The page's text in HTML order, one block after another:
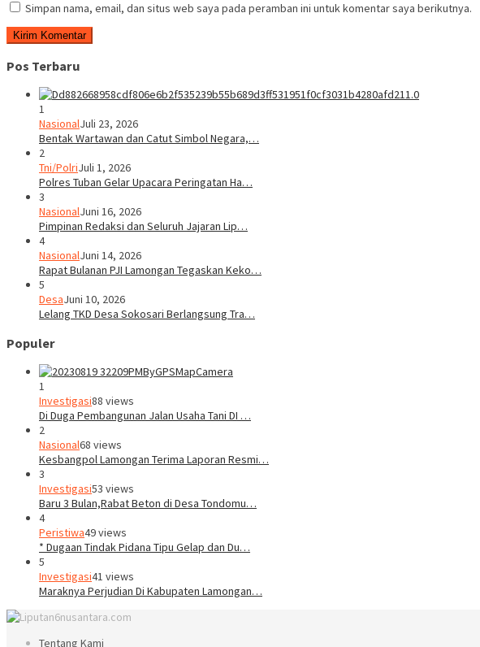
Simpan nama, email, dan situs web saya pada peramban ini untuk komentar saya berikutnya.
Pos Terbaru
1
NasionalJuli 23, 2026
Bentak Wartawan dan Catut Simbol Negara,…
2
Tni/PolriJuli 1, 2026
Polres Tuban Gelar Upacara Peringatan Ha…
3
NasionalJuni 16, 2026
Pimpinan Redaksi dan Seluruh Jajaran Lip…
4
NasionalJuni 14, 2026
Rapat Bulanan PJI Lamongan Tegaskan Keko…
5
DesaJuni 10, 2026
Lelang TKD Desa Sokosari Berlangsung Tra…
Populer
1
Investigasi88 views
Di Duga Pembangunan Jalan Usaha Tani DI …
2
Nasional68 views
Kesbangpol Lamongan Terima Laporan Resmi…
3
Investigasi53 views
Baru 3 Bulan,Rabat Beton di Desa Tondomu…
4
Peristiwa49 views
* Dugaan Tindak Pidana Tipu Gelap dan Du…
5
Investigasi41 views
Maraknya Perjudian Di Kabupaten Lamongan…
Tentang Kami